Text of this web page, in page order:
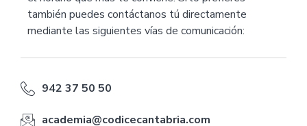
también puedes contáctanos tú directamente
mediante las siguientes vías de comunicación:
942 37 50 50
academia@codicecantabria.com